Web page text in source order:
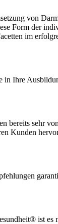
von
Form der
im
Ihre
bereits sehr
Kunden
ist